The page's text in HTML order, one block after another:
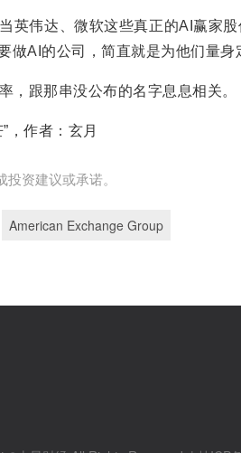
英伟达、微软这些真正的AI赢家
做AI的公司，简直就是为他们量身
，跟那串没公布的名字息息相关。
，作者：玄月
资建议或承诺。
American Exchange Group